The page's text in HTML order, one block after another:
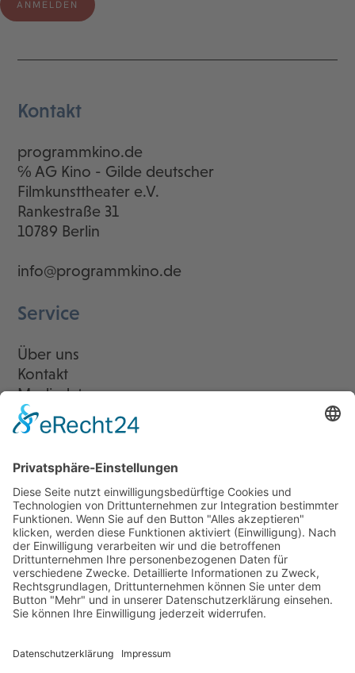
Kontakt
programmkino.de
℅ AG Kino - Gilde deutscher
Filmkunsttheater e.V.
Rankestraße 31
10789 Berlin
info@programmkino.de
Service
Über uns
Kontakt
Mediadaten
Newsletter
LogIn
Legal
Impressum
Datenschutzerklärung
Cookie-Einstellungen